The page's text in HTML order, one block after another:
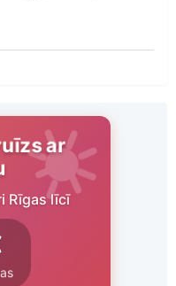
ar
Rīgas līcī